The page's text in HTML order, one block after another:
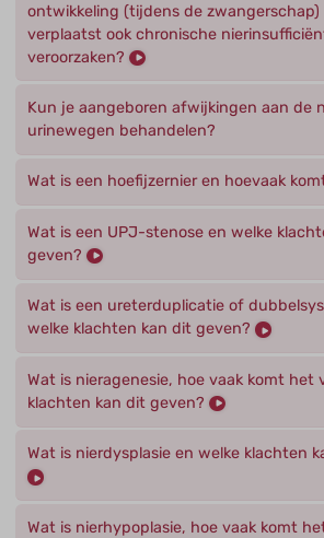
ontwikkeling (tijdens de
verplaatst ook chronische
veroorzaken?
Kun je aangeboren afwijkingen aan de
urinewegen behandelen?
Wat is een hoefijzernier en hoevaak
Wat is een UPJ-stenose en welke
geven?
Wat is een ureterduplicatie of
welke klachten kan dit geven?
Wat is nieragenesie, hoe vaak komt het
klachten kan dit geven?
Wat is nierdysplasie en welke klachten
Wat is nierhypoplasie, hoe vaak komt